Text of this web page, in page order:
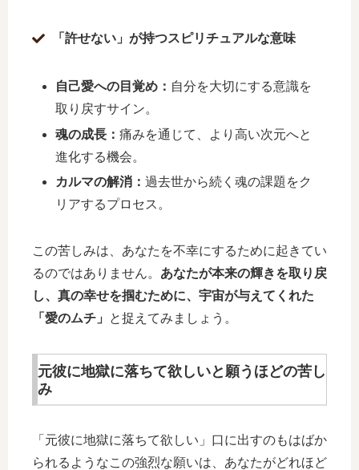
「許せない」が持つスピリチュアルな意味
自己愛への目覚め： 自分を大切にする意識を
取り戻すサイン。
魂の成長：痛みを通じて、より高い次元へと
進化する機会。
カルマの解消：過去世から続く魂の課題をク
リアするプロセス。
この苦しみは、あなたを不幸にするために起きてい
るのではありません。 あなたが本来の輝きを取り戻
し、真の幸せを掴むために、宇宙が与えてくれた
「愛のムチ」
と捉えてみましょう。
元彼に地獄に落ちて欲しいと願うほどの苦し
み
「元彼に地獄に落ちて欲しい」口に出すのもはばか
られるようなこの強烈な願いは、あなたがどれほど